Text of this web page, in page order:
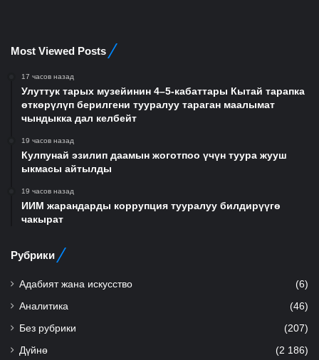
Most Viewed Posts
17 часов назад
Улуттук тарых музейинин 4–5-кабаттары Кытай тарапка
өткөрүлүп берилгени тууралуу тараган маалымат
чындыкка дал келбейт
19 часов назад
Кулпунай эзилип даамын жоготпоо үчүн туура жууш
ыкмасы айтылды
19 часов назад
ИИМ жарандарды коррупция тууралуу билдирүүгө
чакырат
Рубрики
Адабият жана искусство (6)
Аналитика (46)
Без рубрики (207)
Дүйнө (2 186)